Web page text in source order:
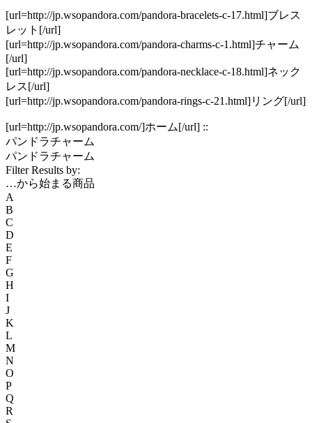
[url=http://jp.wsopandora.com/pandora-bracelets-c-17.html]ブレス
レット[/url]
[url=http://jp.wsopandora.com/pandora-charms-c-1.html]チャーム
[/url]
[url=http://jp.wsopandora.com/pandora-necklace-c-18.html]ネック
レス[/url]
[url=http://jp.wsopandora.com/pandora-rings-c-21.html]リング[/url]
[url=http://jp.wsopandora.com/]ホーム[/url] ::
パンドラチャーム
パンドラチャーム
Filter Results by:
…から始まる商品
A
B
C
D
E
F
G
H
I
J
K
L
M
N
O
P
Q
R